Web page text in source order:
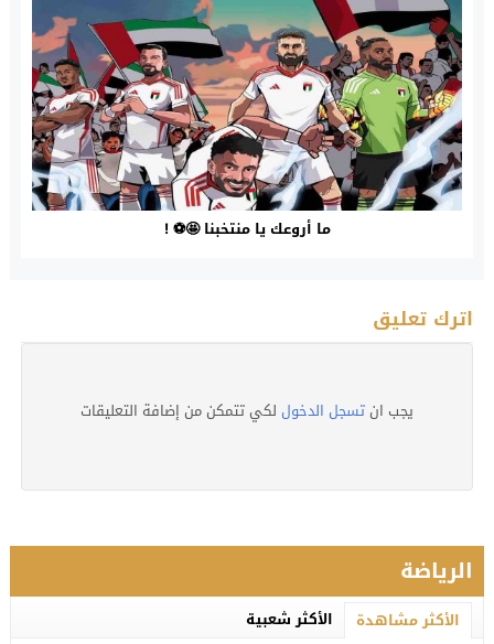
‏ما أروعك يا منتخبنا 🤩⚽️ !
اترك تعليق
يجب ان تسجل الدخول لكي تتمكن من إضافة التعليقات
الرياضة
الأكثر مشاهدة الأكثر شعبية